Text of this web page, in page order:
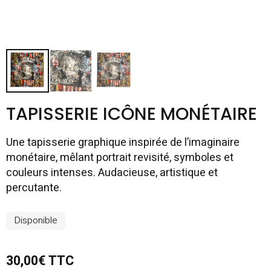
TAPISSERIE ICÔNE MONÉTAIRE
Une tapisserie graphique inspirée de l’imaginaire
monétaire, mêlant portrait revisité, symboles et
couleurs intenses. Audacieuse, artistique et
percutante.
Disponible
30,00€ TTC